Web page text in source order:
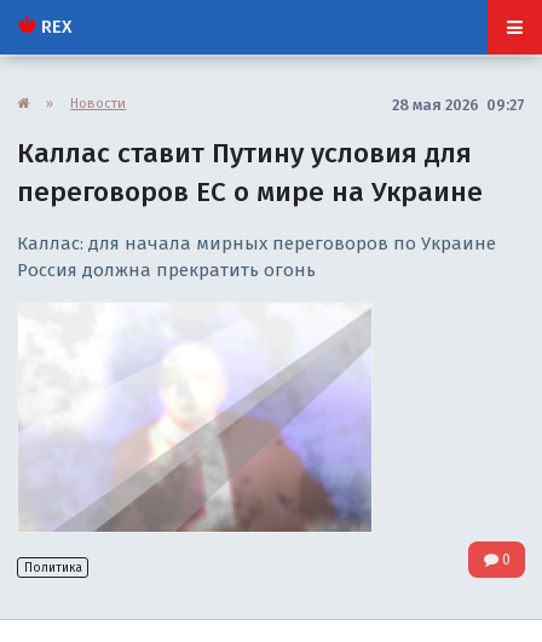
REX
» Новости 28 мая 2026 09:27
Каллас ставит Путину условия для
переговоров ЕС о мире на Украине
Каллас: для начала мирных переговоров по Украине
Россия должна прекратить огонь
Политика 0